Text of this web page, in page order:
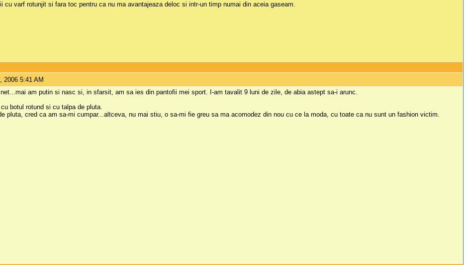
cu varf rotunjit si fara toc pentru ca nu ma avantajeaza deloc si intr-un timp numai din aceia gaseam.
2006 5:41 AM
am putin si nasc si, in sfarsit, am sa ies din pantofii mei sport. I-am tavalit 9 luni de zile, de abia astept sa-i arunc.
botul rotund si cu talpa de pluta.
pluta, cred ca am sa-mi cumpar...altceva, nu mai stiu, o sa-mi fie greu sa ma acomodez din nou cu ce la moda, cu toate ca nu sunt un fashion victim.